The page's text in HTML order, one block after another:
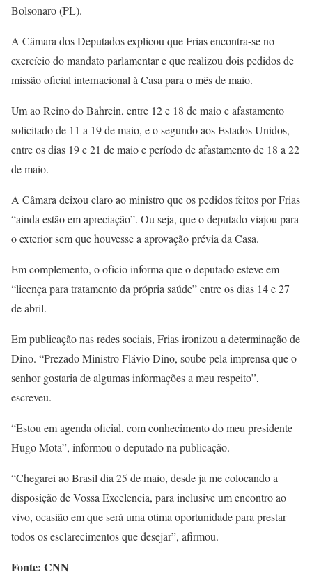
Bolsonaro (PL).
A Câmara dos Deputados explicou que Frias encontra-se no
exercício do mandato parlamentar e que realizou dois pedidos de
missão oficial internacional à Casa para o mês de maio.
Um ao Reino do Bahrein, entre 12 e 18 de maio e afastamento
solicitado de 11 a 19 de maio, e o segundo aos Estados Unidos,
entre os dias 19 e 21 de maio e período de afastamento de 18 a 22
de maio.
A Câmara deixou claro ao ministro que os pedidos feitos por Frias
“ainda estão em apreciação”. Ou seja, que o deputado viajou para
o exterior sem que houvesse a aprovação prévia da Casa.
Em complemento, o ofício informa que o deputado esteve em
“licença para tratamento da própria saúde” entre os dias 14 e 27
de abril.
Em publicação nas redes sociais, Frias ironizou a determinação de
Dino. “Prezado Ministro Flávio Dino, soube pela imprensa que o
senhor gostaria de algumas informações a meu respeito”,
escreveu.
“Estou em agenda oficial, com conhecimento do meu presidente
Hugo Mota”, informou o deputado na publicação.
“Chegarei ao Brasil dia 25 de maio, desde ja me colocando a
disposição de Vossa Excelencia, para inclusive um encontro ao
vivo, ocasião em que será uma otima oportunidade para prestar
todos os esclarecimentos que desejar”, afirmou.
Fonte: CNN